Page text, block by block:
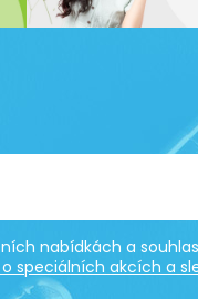
nabídkách a
speciálních akcích a